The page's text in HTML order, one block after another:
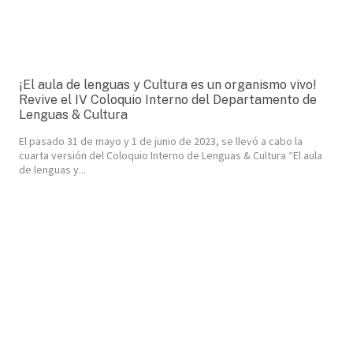
¡El aula de lenguas y Cultura es un organismo vivo!
Revive el IV Coloquio Interno del Departamento de
Lenguas & Cultura
El pasado 31 de mayo y 1 de junio de 2023, se llevó a cabo la
cuarta versión del Coloquio Interno de Lenguas & Cultura “El aula
de lenguas y...